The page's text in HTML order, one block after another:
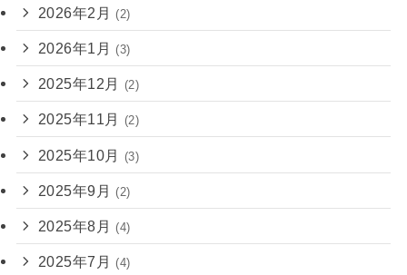
2026年2月 (2)
2026年1月 (3)
2025年12月 (2)
2025年11月 (2)
2025年10月 (3)
2025年9月 (2)
2025年8月 (4)
2025年7月 (4)